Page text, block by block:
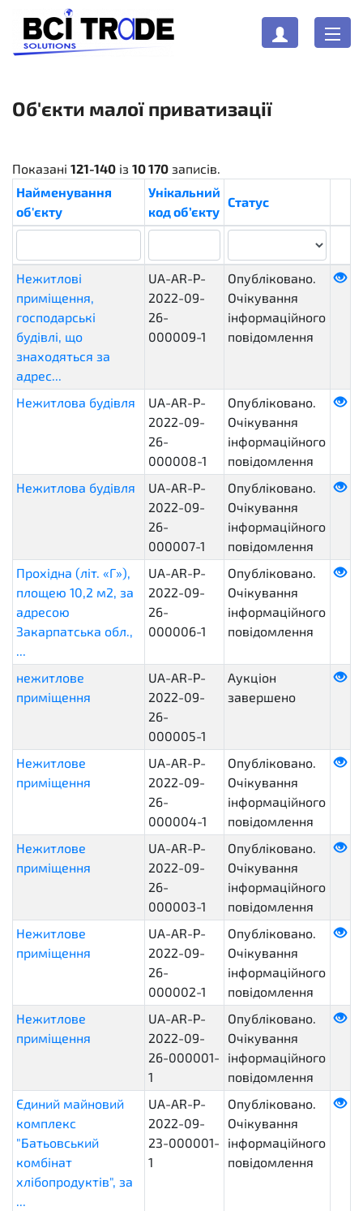
Об'єкти малої приватизації
Показані 121-140 із 10 170 записів.
Найменування
об'єкту
Унікальний
код об’єкту
Статус
Нежитлові
приміщення,
господарські
будівлі, що
знаходяться за
адрес...
UA-AR-P-
2022-09-
26-
000009-1
Опубліковано.
Очікування
інформаційного
повідомлення
Нежитлова будівля
UA-AR-P-
2022-09-
26-
000008-1
Опубліковано.
Очікування
інформаційного
повідомлення
Нежитлова будівля
UA-AR-P-
2022-09-
26-
000007-1
Опубліковано.
Очікування
інформаційного
повідомлення
Прохідна (літ. «Г»),
площею 10,2 м2, за
адресою
Закарпатська обл.,
...
UA-AR-P-
2022-09-
26-
000006-1
Опубліковано.
Очікування
інформаційного
повідомлення
нежитлове
приміщення
UA-AR-P-
2022-09-
26-
000005-1
Аукціон
завершено
Нежитлове
приміщення
UA-AR-P-
2022-09-
26-
000004-1
Опубліковано.
Очікування
інформаційного
повідомлення
Нежитлове
приміщення
UA-AR-P-
2022-09-
26-
000003-1
Опубліковано.
Очікування
інформаційного
повідомлення
Нежитлове
приміщення
UA-AR-P-
2022-09-
26-
000002-1
Опубліковано.
Очікування
інформаційного
повідомлення
Нежитлове
приміщення
UA-AR-P-
2022-09-
26-000001-
1
Опубліковано.
Очікування
інформаційного
повідомлення
Єдиний майновий
комплекс
"Батьовський
комбінат
хлібопродуктів", за
...
UA-AR-P-
2022-09-
23-000001-
1
Опубліковано.
Очікування
інформаційного
повідомлення